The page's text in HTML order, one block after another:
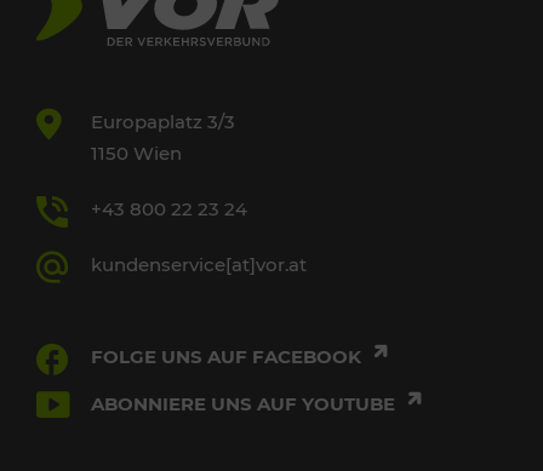
Europaplatz 3/3
1150 Wien
+43 800 22 23 24
kundenservice[at]vor.at
FOLGE UNS AUF FACEBOOK
ABONNIERE UNS AUF YOUTUBE